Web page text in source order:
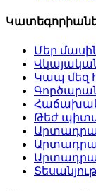
Մեր
Կապ մեզ
Թեժ